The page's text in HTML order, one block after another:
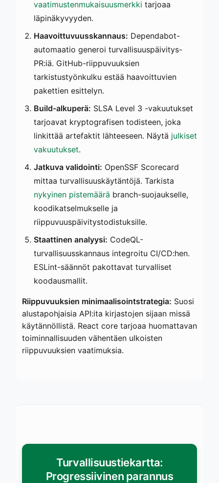
vaatimustenmukaisuusmerkki tarjoaa
läpinäkyvyyden.
Haavoittuvuusskannaus: Dependabot-
automaatio generoi turvallisuuspäivitys-
PR:iä. GitHub-riippuvuuksien
tarkistustyönkulku estää haavoittuvien
pakettien esittelyn.
Build-alkuperä: SLSA Level 3 -vakuutukset
tarjoavat kryptografisen todisteen, joka
linkittää artefaktit lähteeseen. Näytä julkiset
vakuutukset.
Jatkuva validointi: OpenSSF Scorecard
mittaa turvallisuuskäytäntöjä. Tarkista
nykyinen pistemäärä branch-suojaukselle,
koodikatselmukselle ja
riippuvuuspäivitystodistuksille.
Staattinen analyysi: CodeQL-
turvallisuusskannaus integroitu CI/CD:hen.
ESLint-säännöt pakottavat turvalliset
koodausmallit.
Riippuvuuksien minimaalisointstrategia: Suosi
alustapohjaisia API:ita kirjastojen sijaan missä
käytännöllistä. React core tarjoaa huomattavan
toiminnallisuuden vähentäen ulkoisten
riippuvuuksien vaatimuksia.
Turvallisuustiekartta:
Progressiivinen parannus